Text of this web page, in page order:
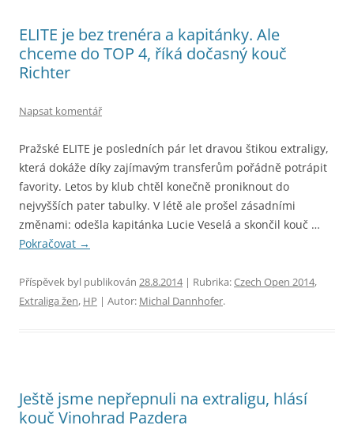
ELITE je bez trenéra a kapitánky. Ale
chceme do TOP 4, říká dočasný kouč
Richter
Napsat komentář
Pražské ELITE je posledních pár let dravou štikou extraligy,
která dokáže díky zajímavým transferům pořádně potrápit
favority. Letos by klub chtěl konečně proniknout do
nejvyšších pater tabulky. V létě ale prošel zásadními
změnami: odešla kapitánka Lucie Veselá a skončil kouč …
Pokračovat →
Příspěvek byl publikován 28.8.2014| Rubrika:Czech Open 2014,
Extraliga žen, HP | Autor: Michal Dannhofer.
Ještě jsme nepřepnuli na extraligu, hlásí
kouč Vinohrad Pazdera